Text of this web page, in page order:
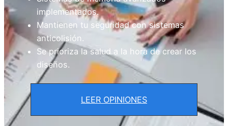
implementados.
Mantienen tu seguridad con sistemas
anticolisión.
Se prioriza la salud a la hora de crear los
diseños.
LEER OPINIONES